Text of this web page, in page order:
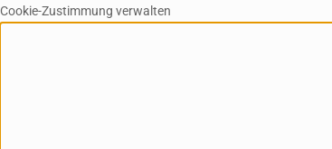
Cookie-Zustimmung verwalten